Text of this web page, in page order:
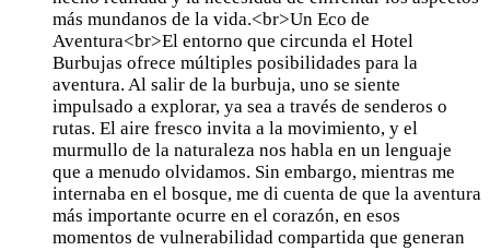
más mundanos de la vida.<br>Un Eco de
Aventura<br>El entorno que circunda el Hotel
Burbujas ofrece múltiples posibilidades para la
aventura. Al salir de la burbuja, uno se siente
impulsado a explorar, ya sea a través de senderos o
rutas. El aire fresco invita a la movimiento, y el
murmullo de la naturaleza nos habla en un lenguaje
que a menudo olvidamos. Sin embargo, mientras me
internaba en el bosque, me di cuenta de que la aventura
más importante ocurre en el corazón, en esos
momentos de vulnerabilidad compartida que generan